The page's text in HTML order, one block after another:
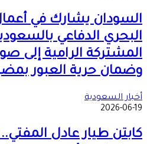
السودان يشارك في
البحري الدفاعي
المشتركة الرامية إلى
وضمان حرية العبور
أخبار السعودية
2026-06-19
كابتن طيار عادل